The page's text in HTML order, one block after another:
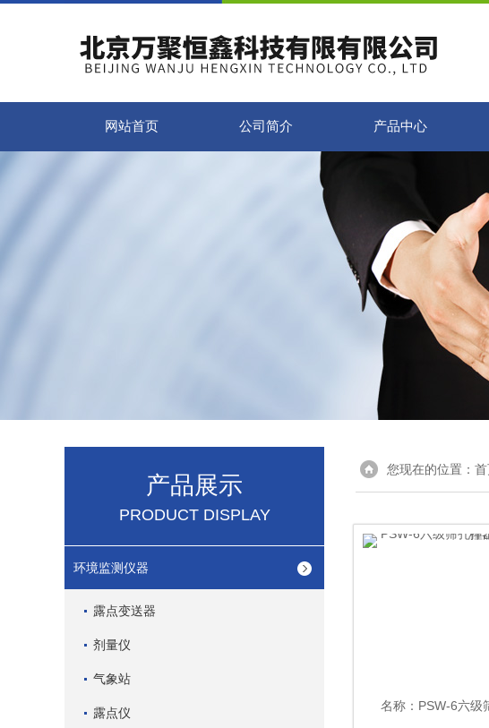
网站首页 公司简介 产品中心
产品展示
PRODUCT DISPLAY
环境监测仪器
露点变送器
剂量仪
气象站
露点仪
您现在的位置：
名称： PSW-6六级筛孔撞